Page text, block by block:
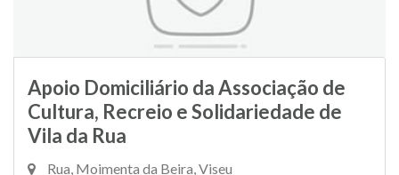
Apoio Domiciliário da Associação de
Cultura, Recreio e Solidariedade de
Vila da Rua
Rua, Moimenta da Beira, Viseu